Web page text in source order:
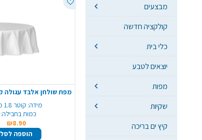
מבצעים
קולקציה חדשה
כלי בית
יוצאים לטבע
מפות
שקיות
קיץ ים בריכה
מידה: קוטר 1.8 מטר
כמות בחבילה:
₪8.90
הוספה לסל